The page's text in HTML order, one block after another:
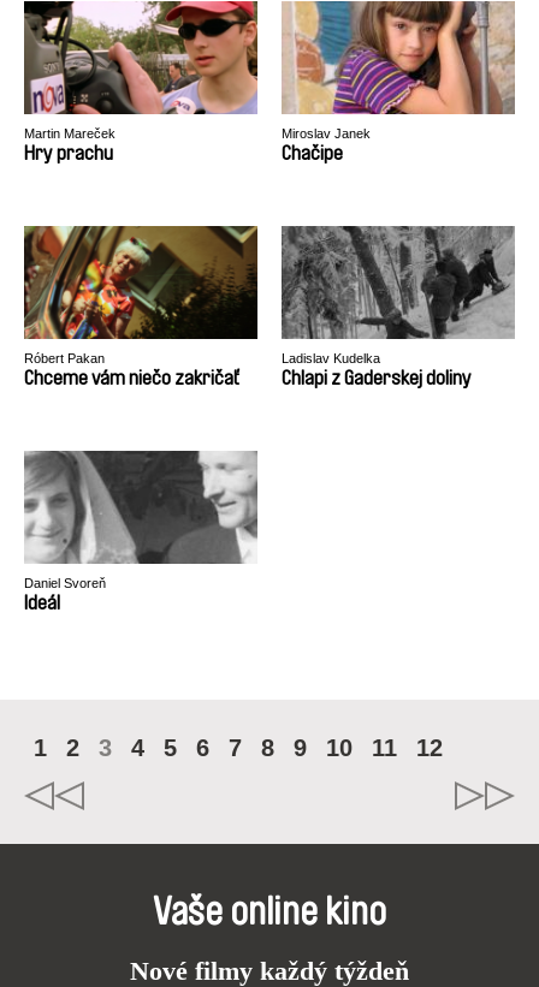
Martin Mareček
Hry prachu
Miroslav Janek
Chačipe
Róbert Pakan
Chceme vám niečo zakričať
Ladislav Kudelka
Chlapi z Gaderskej doliny
Daniel Svoreň
Ideál
1 2 3 4 5 6 7 8 9 10 11 12
Vaše online kino
Nové filmy každý týždeň